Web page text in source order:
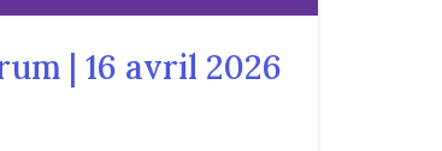
| 16 avril 2026